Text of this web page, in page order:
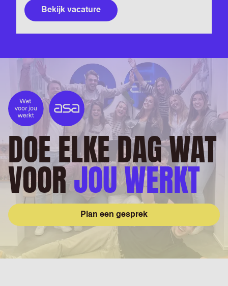
Bekijk vacature
DOE ELKE DAG WAT
VOORJOU WERKT
Plan een gesprek